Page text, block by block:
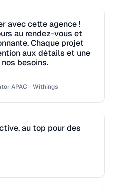
1-2jours
2-7jours
3-5jours
2-3
2-3jours
jours
2-3jours
3-5jours
2-3jours
2-3jours
avec cette agence !
au rendez-vous et
Chaque projet
aux détails et une
besoins.
APAC - Withings
au top pour des